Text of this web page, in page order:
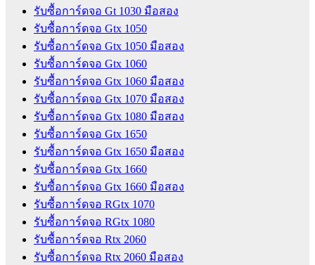
รับซื้อการ์ดจอ Gt 1030 มือสอง
รับซื้อการ์ดจอ Gtx 1050
รับซื้อการ์ดจอ Gtx 1050 มือสอง
รับซื้อการ์ดจอ Gtx 1060
รับซื้อการ์ดจอ Gtx 1060 มือสอง
รับซื้อการ์ดจอ Gtx 1070 มือสอง
รับซื้อการ์ดจอ Gtx 1080 มือสอง
รับซื้อการ์ดจอ Gtx 1650
รับซื้อการ์ดจอ Gtx 1650 มือสอง
รับซื้อการ์ดจอ Gtx 1660
รับซื้อการ์ดจอ Gtx 1660 มือสอง
รับซื้อการ์ดจอ RGtx 1070
รับซื้อการ์ดจอ RGtx 1080
รับซื้อการ์ดจอ Rtx 2060
รับซื้อการ์ดจอ Rtx 2060 มือสอง